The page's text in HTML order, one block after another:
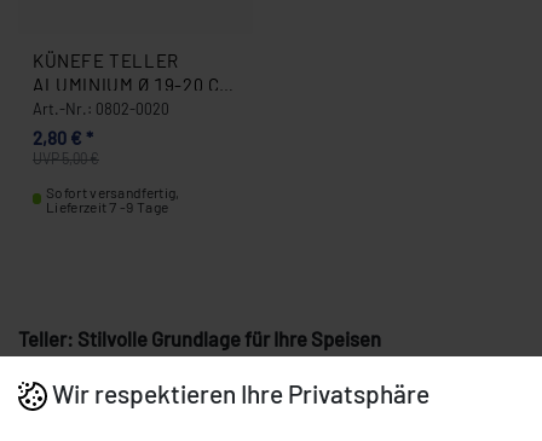
KÜNEFE TELLER
ALUMINIUM Ø 19-20 CM
0802-0020
Art.-Nr.: 0802-0020
UVP 5,00 €
2,80 € *
Sofort versandfertig,
Lieferzeit 7 -9 Tage
Teller: Stilvolle Grundlage für Ihre Speisen
Unsere Teller bieten Ihnen eine stilvolle Grundlage für Ihre
Speisen und lassen sie besonders zur Geltung kommen. Mit
Wir respektieren Ihre Privatsphäre